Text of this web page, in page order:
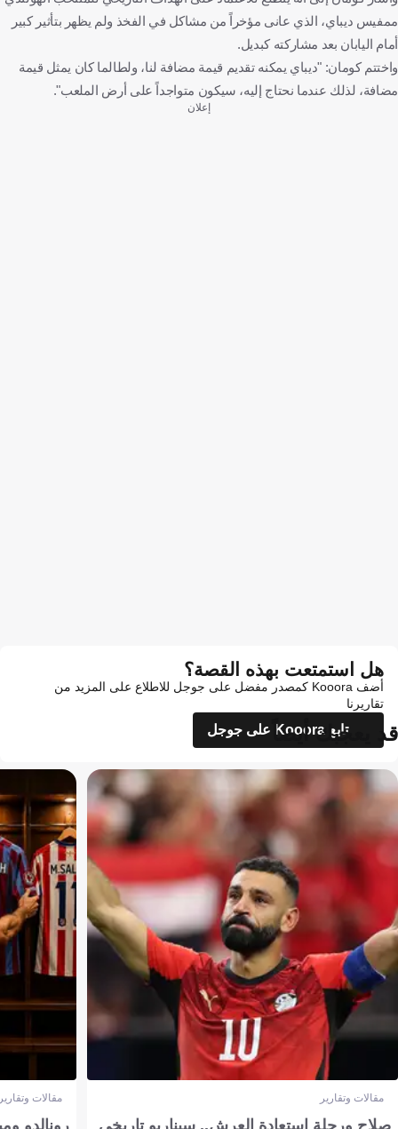
ممفيس ديباي، الذي عانى مؤخراً من مشاكل في الفخذ ولم يظهر بتأثير كبير
أمام اليابان بعد مشاركته كبديل.
واختتم كومان: "ديباي يمكنه تقديم قيمة مضافة لنا، ولطالما كان يمثل قيمة
مضافة، لذلك عندما نحتاج إليه، سيكون متواجداً على أرض الملعب".
إعلان
هل استمتعت بهذه القصة؟
أضف Kooora كمصدر مفضل على جوجل للاطلاع على المزيد من
تقاريرنا
تابع Kooora على جوجل
قد يعجبك أيضاً
مقالات وتقارير
صلاح ورحلة استعادة العرش.. سيناريو تاريخي
مقالات
رونالدو